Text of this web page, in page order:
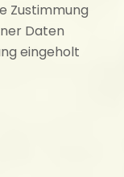
Zustimmung
Daten
eingeholt